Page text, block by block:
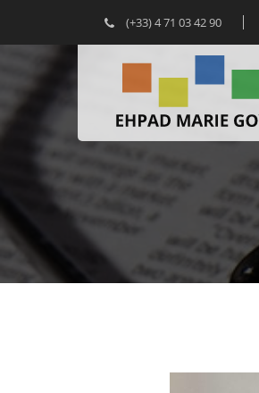
(+33) 4 71 03 42 90